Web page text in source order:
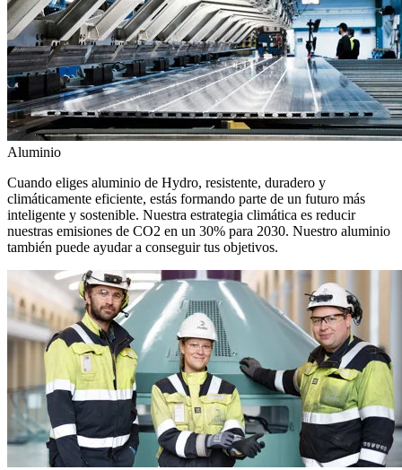
Aluminio
Cuando eliges aluminio de Hydro, resistente, duradero y
climáticamente eficiente, estás formando parte de un futuro más
inteligente y sostenible. Nuestra estrategia climática es reducir
nuestras emisiones de CO2 en un 30% para 2030. Nuestro aluminio
también puede ayudar a conseguir tus objetivos.